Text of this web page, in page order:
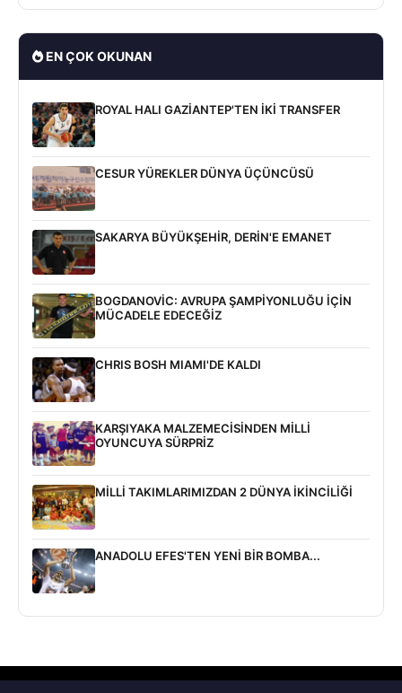
EN ÇOK OKUNAN
ROYAL HALI GAZİANTEP'TEN İKİ TRANSFER
CESUR YÜREKLER DÜNYA ÜÇÜNCÜSÜ
SAKARYA BÜYÜKŞEHİR, DERİN'E EMANET
BOGDANOVİC: AVRUPA ŞAMPİYONLUĞU İÇİN
MÜCADELE EDECEĞİZ
CHRIS BOSH MIAMI'DE KALDI
KARŞIYAKA MALZEMECİSİNDEN MİLLİ
OYUNCUYA SÜRPRİZ
MİLLİ TAKIMLARIMIZDAN 2 DÜNYA İKİNCİLİĞİ
ANADOLU EFES'TEN YENİ BİR BOMBA...